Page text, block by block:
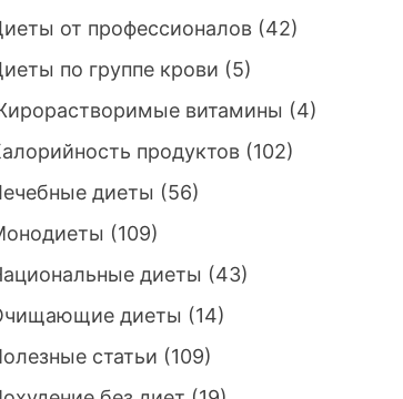
от профессионалов(42)
по группе крови (5)
витамины (4)
продуктов(102)
диеты (56)
(109)
диеты (43)
диеты (14)
статьи (109)